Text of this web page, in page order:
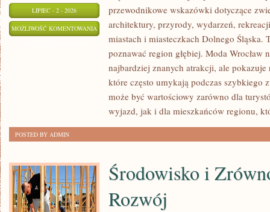
LIPIEC - 2 - 2026
MOŻLIWOŚĆ KOMENTOWANIA LUBIN
przewodnikowe wskazówki dotyczące
architektury, przyrody, wydarzeń,
miastach i miasteczkach Dolnego Śląska.
poznawać region głębiej. Moda Wrocław
najbardziej znanych atrakcji, ale
które często umykają podczas szybkiego
może być wartościowy zarówno dla
wyjazd, jak i dla mieszkańców regionu,
POSTED BY ADMIN
Środowisko i
Rozwój